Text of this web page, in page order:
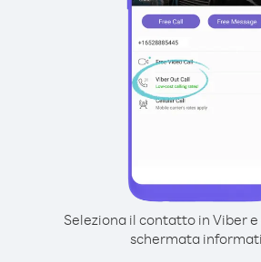
Seleziona il contatto in Viber
schermata